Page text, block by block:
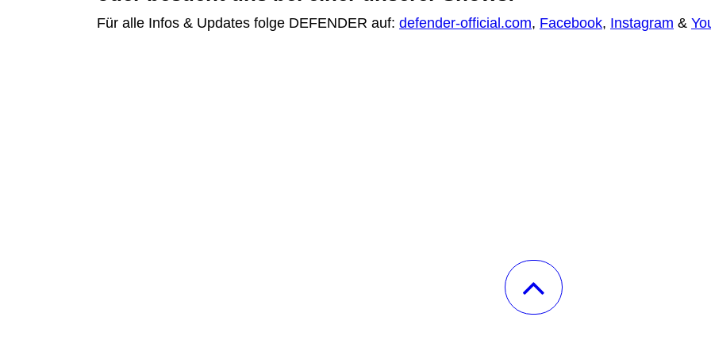
Für alle Infos & Updates folge DEFENDER auf: defender-official.com, Facebook, Instagram &